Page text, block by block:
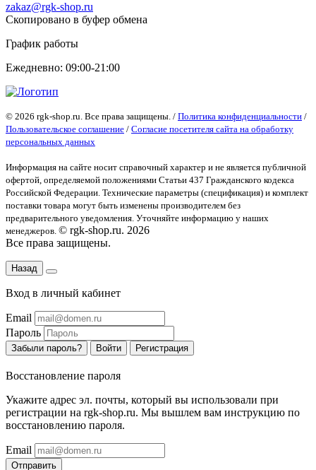
zakaz@rgk-shop.ru
Скопировано в буфер обмена
График работы
Ежедневно: 09:00-21:00
© 2026 rgk-shop.ru. Все права защищены. / Политика конфиденциальности /
Пользовательское соглашение / Согласие посетителя сайта на обработку
персональных данных
Информация на сайте носит справочный характер и не является публичной
офертой, определяемой положениями Статьи 437 Гражданского кодекса
Российской Федерации. Технические параметры (спецификация) и комплект
поставки товара могут быть изменены производителем без
предварительного уведомления. Уточняйте информацию у наших
менеджеров. © rgk-shop.ru. 2026
Все права защищены.
Назад
Вход в личный кабинет
Email
Пароль
Забыли пароль? Войти Регистрация
Восстановление пароля
Укажите адрес эл. почты, который вы использовали при
регистрации на rgk-shop.ru. Мы вышлем вам инструкцию по
восстановлению пароля.
Email
Отправить